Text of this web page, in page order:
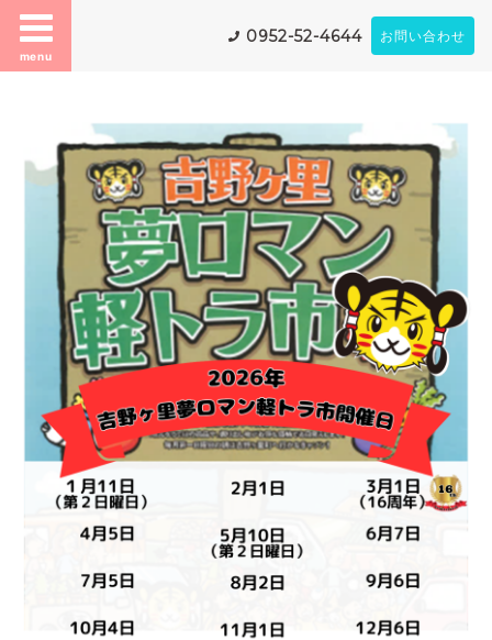
menu
0952-52-4644 お問い合わせ